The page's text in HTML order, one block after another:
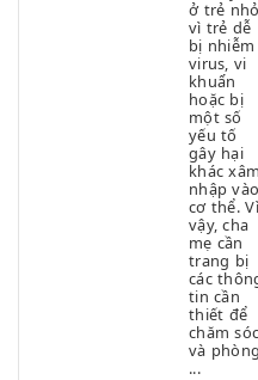
ở trẻ nhỏ
vì trẻ dễ
bị nhiễm
virus, vi
khuẩn
hoặc bị
một số
yếu tố
gây hại
khác xâm
nhập vào
cơ thể. Vì
vậy, cha
mẹ cần
trang bị
các
tin cần
thiết để
chăm sóc
và phòng
...